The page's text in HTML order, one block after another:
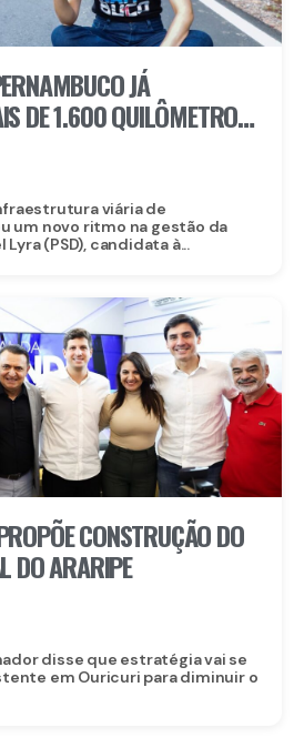
JÁ
DE 1.600 QUILÔMETROS
viária de
um novo ritmo na gestão da
(PSD), candidata à...
CONSTRUÇÃO DO
DO ARARIPE
disse que estratégia vai se
em Ouricuri para diminuir o